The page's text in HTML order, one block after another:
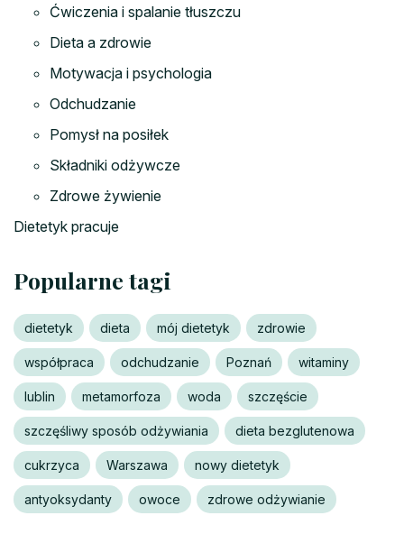
Ćwiczenia i spalanie tłuszczu
Dieta a zdrowie
Motywacja i psychologia
Odchudzanie
Pomysł na posiłek
Składniki odżywcze
Zdrowe żywienie
Dietetyk pracuje
Popularne tagi
dietetyk dieta mój dietetyk zdrowie
współpraca odchudzanie Poznań witaminy
lublin metamorfoza woda szczęście
szczęśliwy sposób odżywiania dieta bezglutenowa
cukrzyca Warszawa nowy dietetyk
antyoksydanty owoce zdrowe odżywianie